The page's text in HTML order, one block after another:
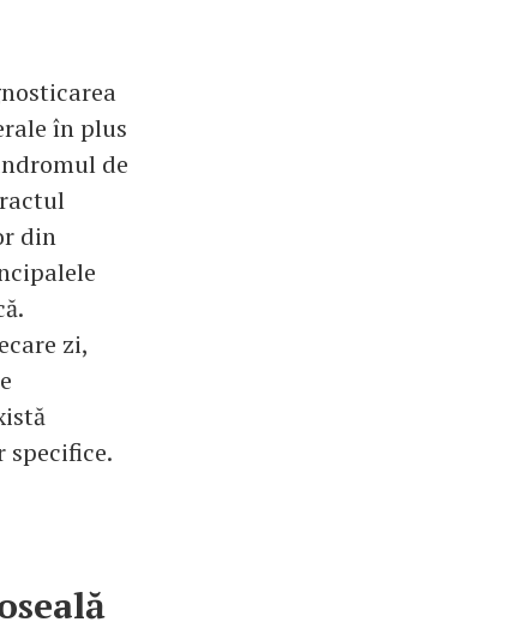
în plus
de
din
zi,